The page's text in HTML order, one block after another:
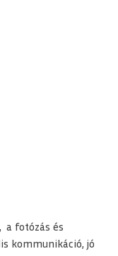
a fotózás és
kommunikáció, jó